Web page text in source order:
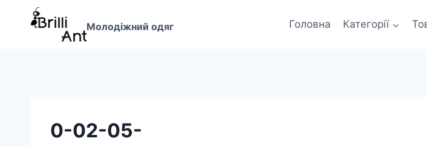
Перейти
Молодіжний одяг Головна Категорії
0-02-05-